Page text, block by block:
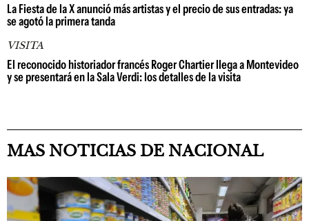
La Fiesta de la X anunció más artistas y el precio de sus entradas: ya
se agotó la primera tanda
VISITA
El reconocido historiador francés Roger Chartier llega a Montevideo
y se presentará en la Sala Verdi: los detalles de la visita
MAS NOTICIAS DE NACIONAL